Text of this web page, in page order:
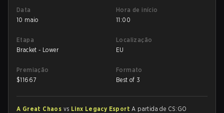
Data
10 maio
Hora de início
11:00
Etapa
Bracket - Lower
Localização
EU
Premiação
$11667
Formato
Best of 3
A Great Chaos vs Linx Legacy EsportA partida de CS:GO